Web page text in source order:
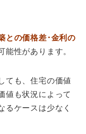
との価格差･金利の
能性があります。
ても、住宅の価値
値も状況によって
るケースは少なく